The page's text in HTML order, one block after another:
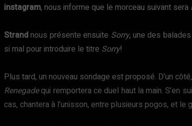
instagram, nous informe que le morceau suivant sera
Strandnous présente ensuite Sorry, une des
si mal pour introduire le titre Sorry!
Plus tard, un nouveau sondage est proposé. D’un côté,
Renegadequi remportera ce duel haut la main. S’en
cas, chantera à l’unisson, entre plusieurs pogos, et